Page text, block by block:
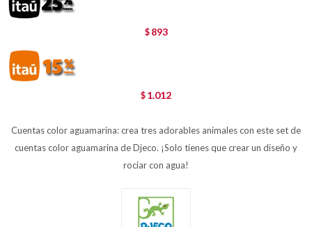
$ 893
$ 1.012
Cuentas color aguamarina: crea tres adorables animales con este set de
cuentas color aguamarina de Djeco. ¡Solo tienes que crear un diseño y
rociar con agua!